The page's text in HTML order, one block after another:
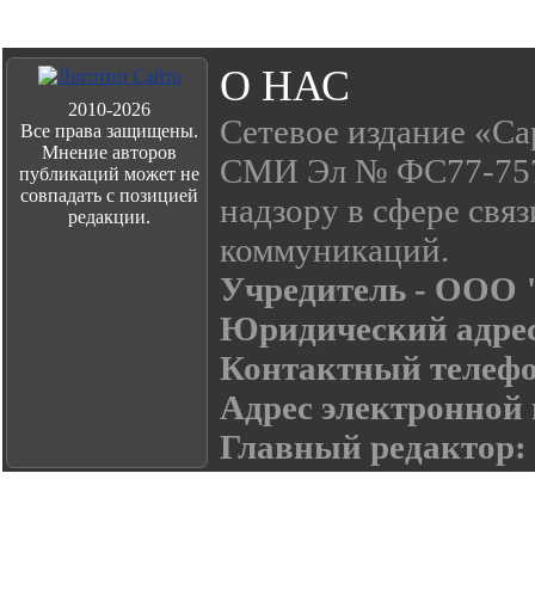
2010-2026
Все права защищены.
Мнение авторов
публикаций может не
совпадать с позицией
редакции.
О НАС
Сетевое издание
СМИ Эл № ФС77-
надзору в сфере
коммуникаций.
Учредитель - ООО
Юридический
Контактный
Адрес
Главный редактор: